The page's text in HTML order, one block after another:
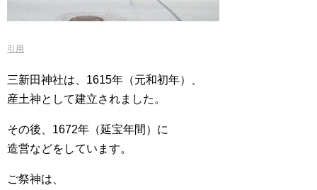
引用
三新田神社は、1615年（元和初年）、
産土神として建立されました。
その後、1672年（延宝年間）に
造営などをしています。
ご祭神は、